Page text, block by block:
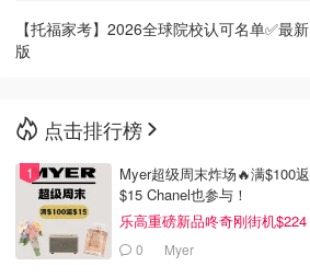
【托福家考】2026全球院校认可名单✅最新
版
点击排行榜
Myer超级周末炸场🔥满$100返
$15 Chanel也参与！
乐高重磅新品咚奇刚街机$224
0 Myer